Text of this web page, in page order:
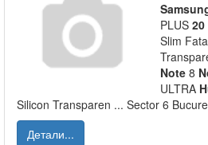
PLUS 20
Slim
Note 8
ULTRA
Silicon Transparen ... Sector 6
Детали...